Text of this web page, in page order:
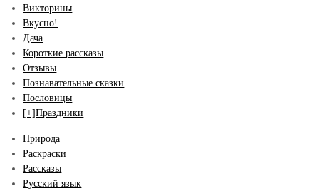
Викторины
Вкусно!
Дача
Короткие рассказы
Отзывы
Познавательные сказки
Пословицы
[+]Праздники
Природа
Раскраски
Рассказы
Русский язык